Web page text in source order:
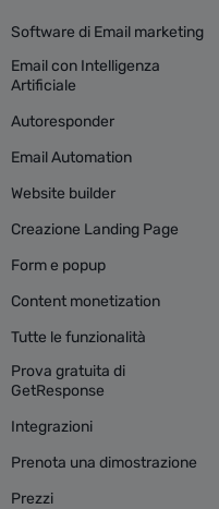
Software di Email marketing
Email con Intelligenza
Artificiale
Autoresponder
Email Automation
Website builder
Creazione Landing Page
Form e popup
Content monetization
Tutte le funzionalità
Prova gratuita di
GetResponse
Integrazioni
Prenota una dimostrazione
Prezzi